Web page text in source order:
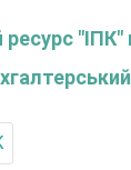
"ІПК"